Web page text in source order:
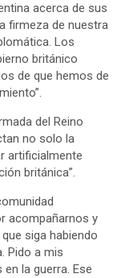
acerca de sus
firmeza de nuestra
Los
británico
de que hemos de
del Reino
no solo la
artificialmente
británica”.
acompañarnos y
siga habiendo
Pido a mis
la guerra. Ese